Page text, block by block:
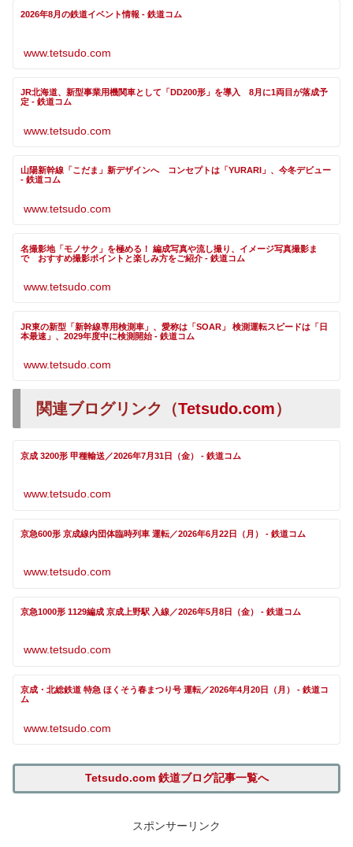
2026年8月の鉄道イベント情報 - 鉄道コム
www.tetsudo.com
JR北海道、新型事業用機関車として「DD200形」を導入 8月に1両目が落成予
定 - 鉄道コム
www.tetsudo.com
山陽新幹線「こだま」新デザインへ コンセプトは「YURARI」、今冬デビュー
- 鉄道コム
www.tetsudo.com
名撮影地「モノサク」を極める！ 編成写真や流し撮り、イメージ写真撮影ま
で おすすめ撮影ポイントと楽しみ方をご紹介 - 鉄道コム
www.tetsudo.com
JR東の新型「新幹線専用検測車」、愛称は「SOAR」 検測運転スピードは「日
本最速」、2029年度中に検測開始 - 鉄道コム
www.tetsudo.com
関連ブログリンク（Tetsudo.com）
京成 3200形 甲種輸送／2026年7月31日（金） - 鉄道コム
www.tetsudo.com
京急600形 京成線内団体臨時列車 運転／2026年6月22日（月） - 鉄道コム
www.tetsudo.com
京急1000形 1129編成 京成上野駅 入線／2026年5月8日（金） - 鉄道コム
www.tetsudo.com
京成・北総鉄道 特急 ほくそう春まつり号 運転／2026年4月20日（月） - 鉄道コ
ム
www.tetsudo.com
Tetsudo.com 鉄道ブログ記事一覧へ
スポンサーリンク